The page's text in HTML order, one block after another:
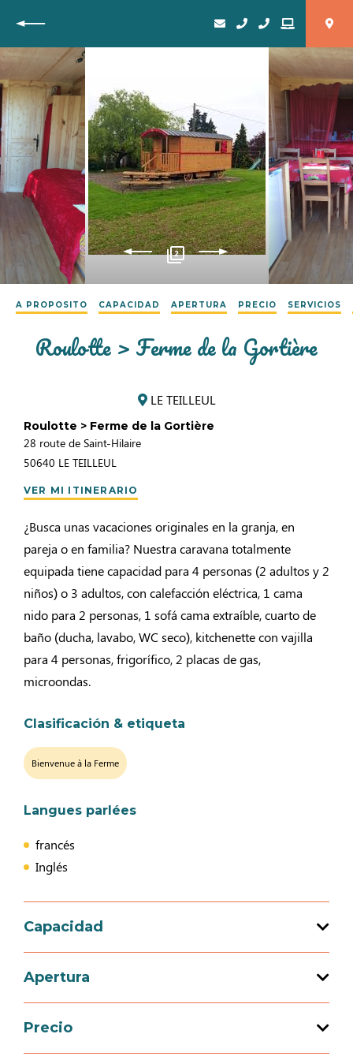
Vuelta
2
A PROPOSITO CAPACIDAD APERTURA PRECIO SERVICIOS
Roulotte > Ferme de la Gortière
LE TEILLEUL
Roulotte > Ferme de la Gortière
28 route de Saint-Hilaire
50640 LE TEILLEUL
VER MI ITINERARIO
¿Busca unas vacaciones originales en la granja, en
pareja o en familia? Nuestra caravana totalmente
equipada tiene capacidad para 4 personas (2 adultos y 2
niños) o 3 adultos, con calefacción eléctrica, 1 cama
nido para 2 personas, 1 sofá cama extraíble, cuarto de
baño (ducha, lavabo, WC seco), kitchenette con vajilla
para 4 personas, frigorífico, 2 placas de gas,
microondas.
Clasificación & etiqueta
Bienvenue à la Ferme
Langues parlées
francés
Inglés
Capacidad
Capacidad de acogida total : 4 persona(s)
Apertura
Apertura del 14 marzo 2026 al 15 noviembre
2026
Precio